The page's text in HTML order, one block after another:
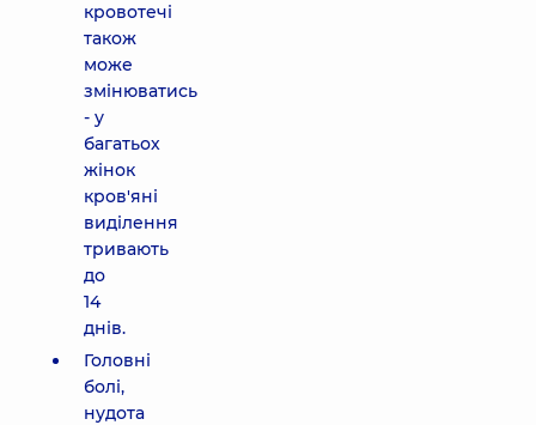
кровотечі
також
може
змінюватись
- у
багатьох
жінок
кров'яні
виділення
тривають
до
14
днів.
Головні
болі,
нудота